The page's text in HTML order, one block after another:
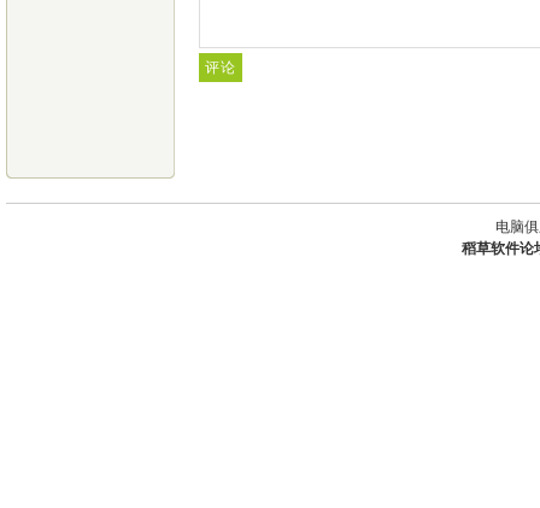
电脑
稻草软件论